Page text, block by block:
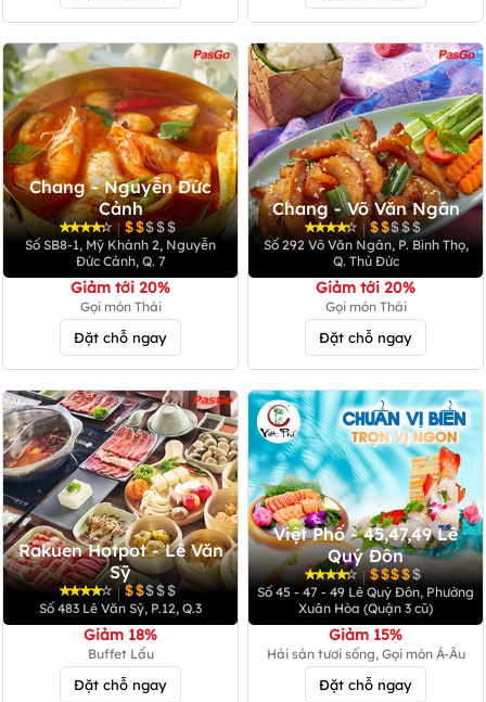
Chang - Nguyễn Đức
Cảnh
|
Số SB8-1, Mỹ Khánh 2, Nguyễn
Đức Cảnh, Q. 7
Giảm tới 20%
Gọi món Thái
Đặt chỗ ngay
Chang - Võ Văn Ngân
|
Số 292 Võ Văn Ngân, P. Bình Thọ,
Q. Thủ Đức
Giảm tới 20%
Gọi món Thái
Đặt chỗ ngay
Rakuen Hotpot - Lê Văn
Sỹ
|
Số 483 Lê Văn Sỹ, P.12, Q.3
Giảm 18%
Buffet Lẩu
Đặt chỗ ngay
Việt Phố - 45,47,49 Lê
Quý Đôn
|
Số 45 - 47 - 49 Lê Quý Đôn, Phường
Xuân Hòa (Quận 3 cũ)
Giảm 15%
Hải sản tươi sống, Gọi món Á-Âu
Đặt chỗ ngay